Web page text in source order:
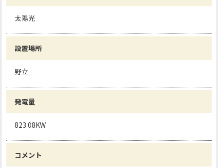
太陽光
設置場所
野立
発電量
823.08KW
コメント